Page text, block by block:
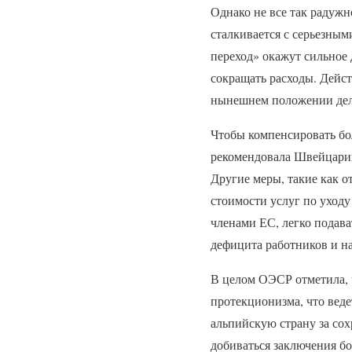
Однако не все так
сталкивается с
переход» окажут
сокращать расходы.
нынешнем положении дел
Чтобы компенсировать
рекомендовала
Другие меры, такие как
стоимости услуг по
членами ЕС, легко
дефицита работников и
В целом ОЭСР отметила,
протекционизма, что
альпийскую страну за
добиваться заключения